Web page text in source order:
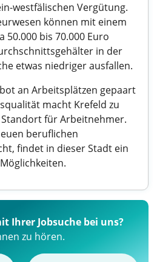
westfälischen Vergütung.
können mit einem
50.000 bis 70.000 Euro
in der
etwas niedriger ausfallen.
an Arbeitsplätzen gepaart
macht Krefeld zu
für Arbeitnehmer.
beruflichen
findet in dieser Stadt ein
Ihrer Jobsuche bei uns?
zu hören.